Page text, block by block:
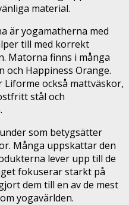
material.
är yogamatherna med
till med korrekt
Matorna finns i många
Happiness Orange.
också mattväskor,
stål och
som betygsätter
Många uppskattar den
lever upp till de
fokuserar starkt på
dem till en av de mest
yogavärlden.